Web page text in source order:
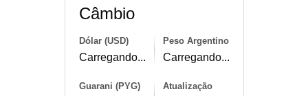
Câmbio
Dólar (USD)
Carregando...
Peso Argentino
Carregando...
Guarani (PYG) Atualização